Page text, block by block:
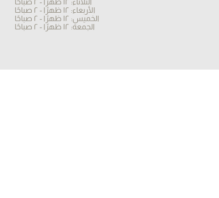
الثلاثاء: ١٢ ظهرًا - ٢ صباحًا
الأربعاء: ١٢ ظهرًا - ٢ صباحًا
الخميس: ١٢ ظهرًا - ٢ صباحًا
الجمعة: ١٢ ظهرًا - ٢ صباحًا